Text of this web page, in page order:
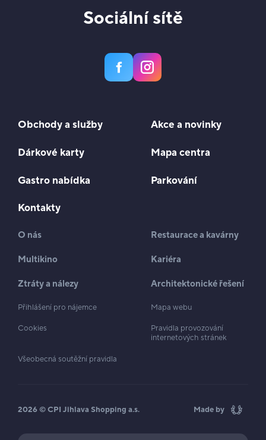
Sociální sítě
Obchody a služby Akce a novinky
Dárkové karty Mapa centra
Gastro nabídka Parkování
Kontakty
O nás Restaurace a kavárny
Multikino Kariéra
Ztráty a nálezy Architektonické řešení
Přihlášení pro nájemce Mapa webu
Cookies
Pravidla provozování
internetových stránek
Všeobecná soutěžní pravidla
2026 © CPI Jihlava Shopping a.s. Made by